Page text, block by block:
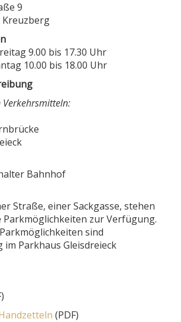
9
Kreuzberg
9.00 bis 17.30 Uhr
10.00 bis 18.00 Uhr
Bahnhof
Straße, einer Sackgasse, stehen
zur Verfügung.
sind
Parkhaus Gleisdreieck
(PDF)